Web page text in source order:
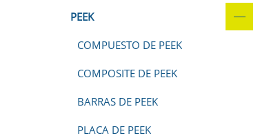
PEEK
COMPUESTO DE PEEK
COMPOSITE DE PEEK
BARRAS DE PEEK
PLACA DE PEEK